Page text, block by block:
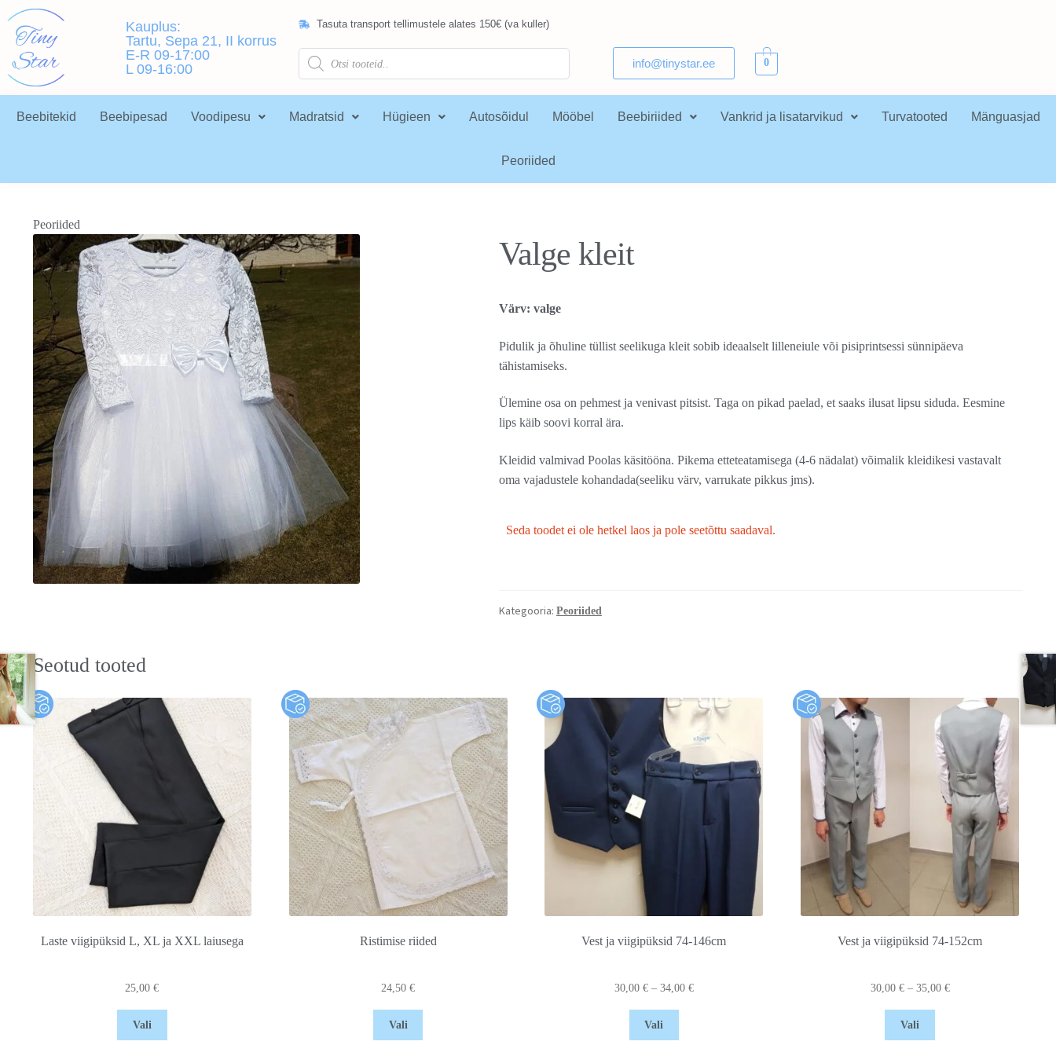
Kauplus:
Tartu, Sepa 21, II korrus
E-R 09-17:00
L 09-16:00
Tasuta transport tellimustele alates 150€ (va kuller)
info@tinystar.ee 0
Beebitekid Beebipesad Voodipesu Madratsid Hügieen Autosõidul Mööbel Beebiriided Vankrid ja lisatarvikud Turvatooted Mänguasjad
Peoriided
Peoriided
Valge kleit
Värv: valge
Pidulik ja õhuline tüllist seelikuga kleit sobib ideaalselt lilleneiule või pisiprintsessi sünnipäeva
tähistamiseks.
Ülemine osa on pehmest ja venivast pitsist. Taga on pikad paelad, et saaks ilusat lipsu siduda. Eesmine
lips käib soovi korral ära.
Kleidid valmivad Poolas käsitööna. Pikema etteteatamisega (4-6 nädalat) võimalik kleidikesi vastavalt
oma vajadustele kohandada(seeliku värv, varrukate pikkus jms).
Seda toodet ei ole hetkel laos ja pole seetõttu saadaval.
Kategooria: Peoriided
Seotud tooted
Laste viigipüksid L, XL ja XXL laiusega
25,00€
Vali
Ristimise riided
24,50€
Vali
Vest ja viigipüksid 74-146cm
30,00 € – 34,00 €
Vali
Vest ja viigipüksid 74-152cm
30,00 € – 35,00 €
Vali